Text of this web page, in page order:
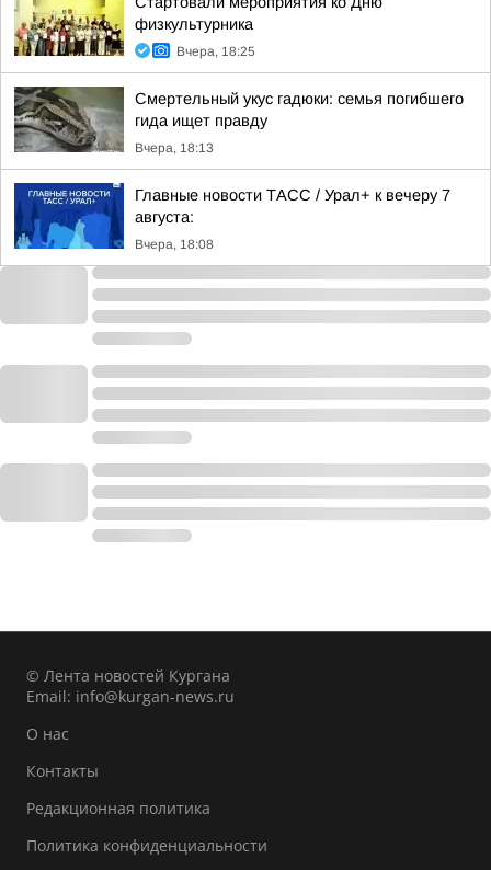
физкультурника
Вчера, 18:25
Смертельный укус гадюки: семья погибшего
гида ищет правду
Вчера, 18:13
Главные новости ТАСС / Урал+ к вечеру 7
августа:
Вчера, 18:08
© Лента новостей Кургана
Email: info@kurgan-news.ru
О нас
Контакты
Редакционная политика
Политика конфиденциальности